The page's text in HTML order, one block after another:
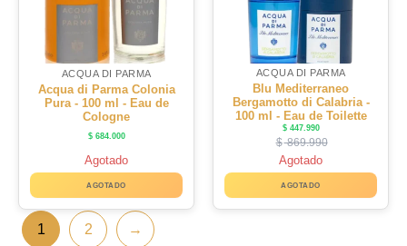
ACQUA DI PARMA
Acqua di Parma Colonia
Pura - 100 ml - Eau de
Cologne
$684.000
Agotado
AGOTADO
ACQUA DI PARMA
Blu Mediterraneo
Bergamotto di Calabria -
100 ml - Eau de Toilette
$447.990
$869.990
Agotado
AGOTADO
1 2 →